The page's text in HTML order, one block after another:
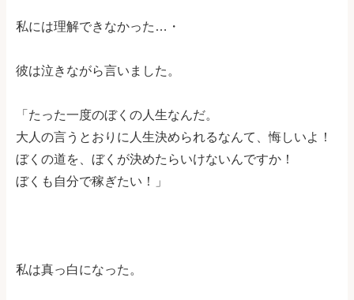
私には理解できなかった…・
彼は泣きながら言いました。
「たった一度のぼくの人生なんだ。
大人の言うとおりに人生決められるなんて、悔しいよ！
ぼくの道を、ぼくが決めたらいけないんですか！
ぼくも自分で稼ぎたい！」
私は真っ白になった。